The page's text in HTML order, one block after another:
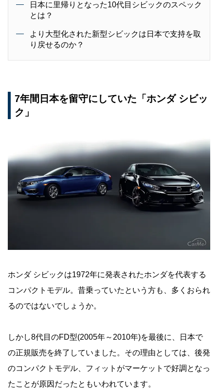
日本に里帰りとなった10代目シビックのスペック
とは？
より大型化された新型シビックは日本で支持を取
り戻せるのか？
7年間日本を留守にしていた「ホンダ シビッ
ク」
ホンダ シビックは1972年に発表されたホンダを代表する
コンパクトモデル。昔乗っていたという方も、多くおられ
るのではないでしょうか。
しかし8代目のFD型(2005年～2010年)を最後に、日本で
の正規販売を終了していました。その理由としては、後発
のコンパクトモデル、フィットがマーケットで好調となっ
たことが原因だったともいわれています。